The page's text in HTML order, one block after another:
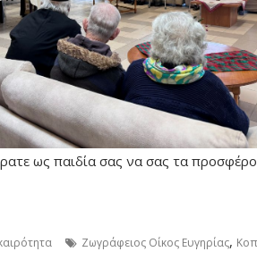
ως παιδία σας να σας τα
Ζωγράφειος Οίκος Ευγηρίας,